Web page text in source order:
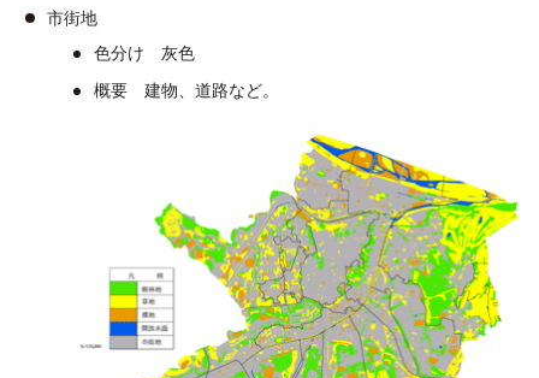
市街地
色分け 灰色
概要 建物、道路など。